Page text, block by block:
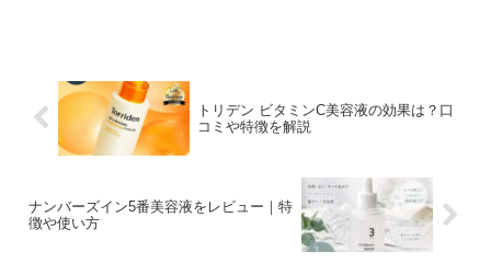
トリデン ビタミンC美容液の効果は？口
コミや特徴を解説
ナンバーズイン5番美容液をレビュー｜特
徴や使い方